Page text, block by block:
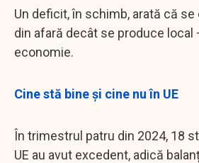
Un deficit, în schimb, arată că
din afară decât se produce local
economie.
Cine stă bine și cine nu în UE
În trimestrul patru din 2024, 18
UE au avut excedent, adică